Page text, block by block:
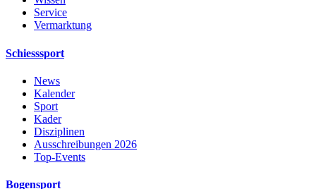
Service
Vermarktung
Schiesssport
News
Kalender
Sport
Kader
Disziplinen
Ausschreibungen 2026
Top-Events
Bogensport